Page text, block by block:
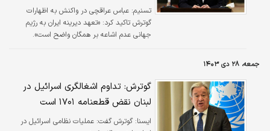
تسنیم: عباس عراقچی در واکنش به اظهارات
گوترش تاکید کرد: «تعهد دیرینه ایران به رژیم
جهانی عدم اشاعه بر همگان واضح است».
جمعه، ۲۸ دی ۱۴۰۳
گوترش: تداوم اشغالگری اسرائیل در
لبنان نقض قطعنامه ۱۷۰۱ است
ایسنا:گوترش گفت: عملیات نظامی اسرائیل در